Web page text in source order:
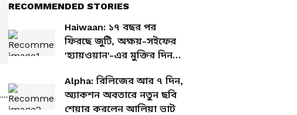
RECOMMENDED STORIES
Haiwaan: ১৭ বছর পর
ফিরছে জুটি, অক্ষয়-সইফের
'হ্যায়ওয়ান'-এর মুক্তির দিন
Alpha: রিলিজের আর ৭ দিন,
অ্যাকশন অবতারে নতুন ছবি
শেয়ার করলেন আলিয়া ভাট